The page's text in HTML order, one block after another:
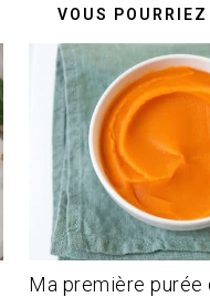
VOUS
Ma première purée